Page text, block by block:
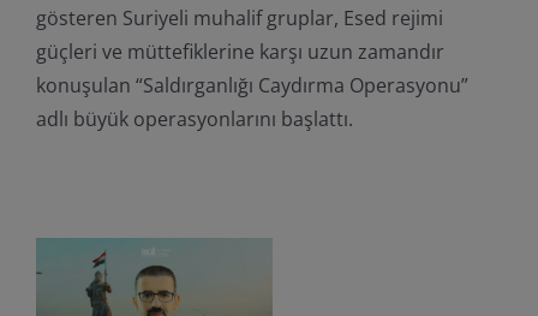
gösteren Suriyeli muhalif gruplar, Esed rejimi
güçleri ve müttefiklerine karşı uzun zamandır
konuşulan “Saldırganlığı Caydırma Operasyonu”
adlı büyük operasyonlarını başlattı.